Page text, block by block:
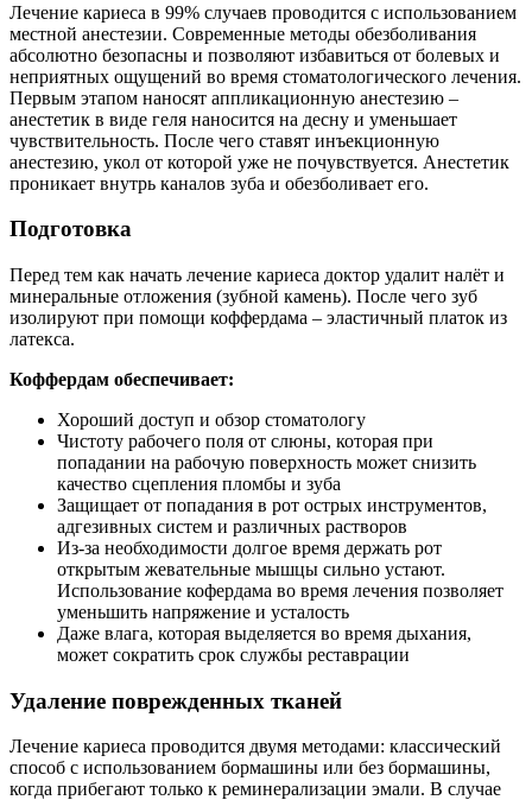
Лечение кариеса в 99% случаев проводится с использованием
местной анестезии. Современные методы обезболивания
абсолютно безопасны и позволяют избавиться от болевых и
неприятных ощущений во время стоматологического лечения.
Первым этапом наносят аппликационную анестезию –
анестетик в виде геля наносится на десну и уменьшает
чувствительность. После чего ставят инъекционную
анестезию, укол от которой уже не почувствуется. Анестетик
проникает внутрь каналов зуба и обезболивает его.
Подготовка
Перед тем как начать лечение кариеса доктор удалит налёт и
минеральные отложения (зубной камень). После чего зуб
изолируют при помощи коффердама – эластичный платок из
латекса.
Коффердам обеспечивает:
Хороший доступ и обзор стоматологу
Чистоту рабочего поля от слюны, которая при
попадании на рабочую поверхность может снизить
качество сцепления пломбы и зуба
Защищает от попадания в рот острых инструментов,
адгезивных систем и различных растворов
Из-за необходимости долгое время держать рот
открытым жевательные мышцы сильно устают.
Использование кофердама во время лечения позволяет
уменьшить напряжение и усталость
Даже влага, которая выделяется во время дыхания,
может сократить срок службы реставрации
Удаление поврежденных тканей
Лечение кариеса проводится двумя методами: классический
способ с использованием бормашины или без бормашины,
когда прибегают только к реминерализации эмали. В случае